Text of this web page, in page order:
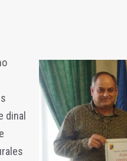
dinal